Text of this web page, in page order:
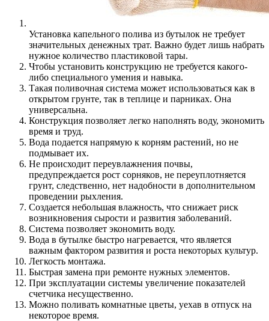
Установка капельного полива из бутылок не требует
значительных денежных трат. Важно будет лишь набрать
нужное количество пластиковой тары.
Чтобы установить конструкцию не требуется какого-
либо специального умения и навыка.
Такая поливочная система может использоваться как в
открытом грунте, так в теплице и парниках. Она
универсальна.
Конструкция позволяет легко наполнять воду, экономить
время и труд.
Вода подается напрямую к корням растений, но не
подмывает их.
Не происходит переувлажнения почвы,
предупреждается рост сорняков, не переуплотняется
грунт, следственно, нет надобности в дополнительном
проведении рыхления.
Создается небольшая влажность, что снижает риск
возникновения сырости и развития заболеваний.
Система позволяет экономить воду.
Вода в бутылке быстро нагревается, что является
важным фактором развития и роста некоторых культур.
Легкость монтажа.
Быстрая замена при ремонте нужных элементов.
При эксплуатации системы увеличение показателей
счетчика несущественно.
Можно поливать комнатные цветы, уехав в отпуск на
некоторое время.